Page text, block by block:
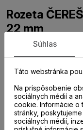
Rozeta
22 mm
Vyrábajú sa vo
Slúžia na prekrytie
rúrkami vykurovania.
viaceré priemery
18mm a 22mm.
Súhlas
Táto webstránka
Na prispôsobenie
sociálnych médií a
cookie. Informácie o
stránky,
sociálnych médií,